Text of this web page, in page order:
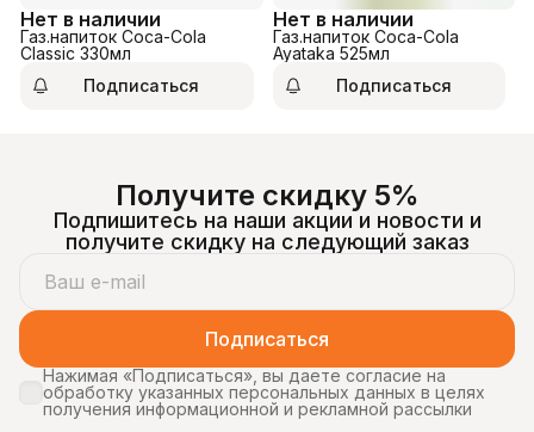
Нет в наличии
Газ.напиток Coca-Cola
Classic 330мл
Подписаться
Нет в наличии
Газ.напиток Coca-Cola
Ayataka 525мл
Подписаться
Получите скидку 5%
Подпишитесь на наши акции и новости и
получите скидку на следующий заказ
Подписаться
Нажимая «Подписаться», вы даете согласие на
обработку указанных персональных данных в целях
получения информационной и рекламной рассылки